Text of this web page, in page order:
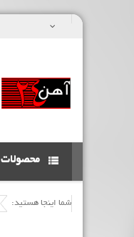
محصولات
شما اینجا هستید: